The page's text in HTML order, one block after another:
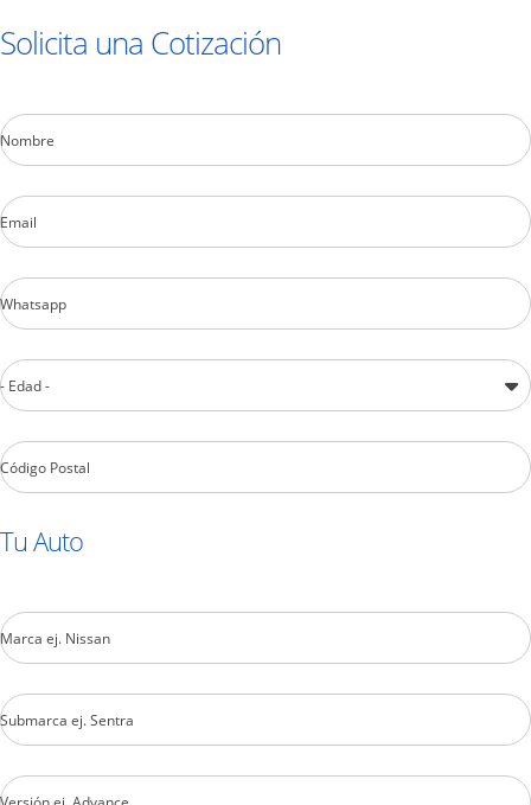
Solicita una Cotización
Nombre
Email
Whatsapp
- Edad -
Código Postal
Tu Auto
Marca ej. Nissan
Submarca ej. Sentra